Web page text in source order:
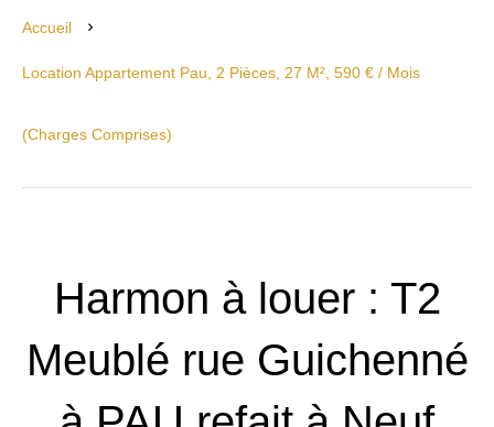
Accueil
Location Appartement Pau, 2 Pièces, 27 M², 590 € / Mois
(Charges Comprises)
Harmon à louer : T2
Meublé rue Guichenné